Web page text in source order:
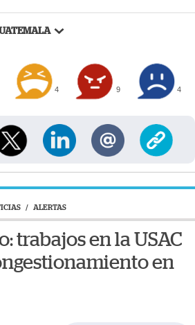
4 9 4
/ ALERTAS
trabajos en la USAC
en